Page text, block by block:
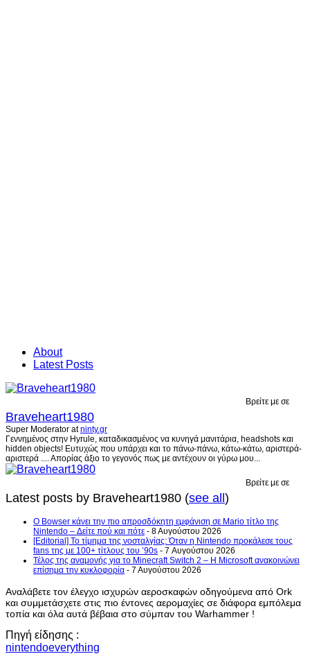
About
Latest Posts
Βρείτε με σε
Braveheart1980
Super Moderator atninty.gr
Γεννημένος στην Hyrule, καταδικασμένος να κυνηγά μανιτάρια, headshots και
hidden objects! Ευτυχώς που υπάρχει και το πάνω-πάνω, κάτω-κάτω, αριστερά-
αριστερά .... Απορίας άξιο το γεγονός πως με αντέχουν οι γύρω μου...
Βρείτε με σε
Latest posts by Braveheart1980 (see all)
Ο Bowser κάνει την πιο απροσδόκητη εμφάνιση σε Mario τίτλο της
Nintendo – Δείτε πού και πότε - 8 Αυγούστου 2026
[Editorial] Το τίμημα της νοσταλγίας: Όταν η Nintendo προκάλεσε τους
fans της με 100+ τίτλους του ’90s - 7 Αυγούστου 2026
Τέλος της αναμονής για το Minecraft Switch 2 – Η Microsoft ανακοινώνει
επίσημα την κυκλοφορία - 7 Αυγούστου 2026
Αναλάβετε τον έλεγχο ισχυρών αεροσκαφών οδηγούμενα από Ork
και συμμετάσχετε στις πιο έντονες αερομαχίες σε διάφορα εμπόλεμα
τοπία και όλα αυτά βέβαια στο σύμπαν του Warhammer !
Πηγή είδησης :
nintendoeverything